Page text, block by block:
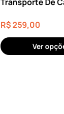
R$259,00
Ver